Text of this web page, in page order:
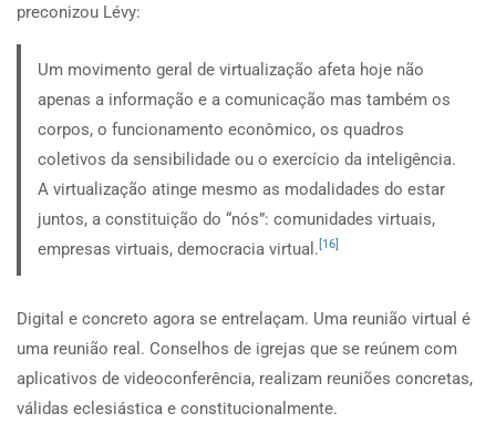
preconizou Lévy:
Um movimento geral de virtualização afeta hoje não
apenas a informação e a comunicação mas também os
corpos, o funcionamento econômico, os quadros
coletivos da sensibilidade ou o exercício da inteligência.
A virtualização atinge mesmo as modalidades do estar
juntos, a constituição do “nós”: comunidades virtuais,
empresas virtuais, democracia virtual. [16]
Digital e concreto agora se entrelaçam. Uma reunião virtual é
uma reunião real. Conselhos de igrejas que se reúnem com
aplicativos de videoconferência, realizam reuniões concretas,
válidas eclesiástica e constitucionalmente.